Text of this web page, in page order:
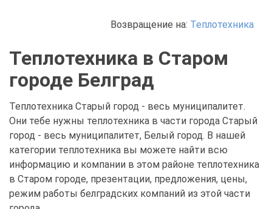
Возвращение на: Теплотехника
Теплотехника в Старом
городе Белград
Теплотехника Старый город - весь муниципалитет.
Они тебе нужны теплотехника в части города Старый
город - весь муниципалитет, Белый город. В нашей
категории теплотехника вы можете найти всю
информацию и компании в этом районе теплотехника
в Старом городе, презентации, предложения, цены,
режим работы белградских компаний из этой части